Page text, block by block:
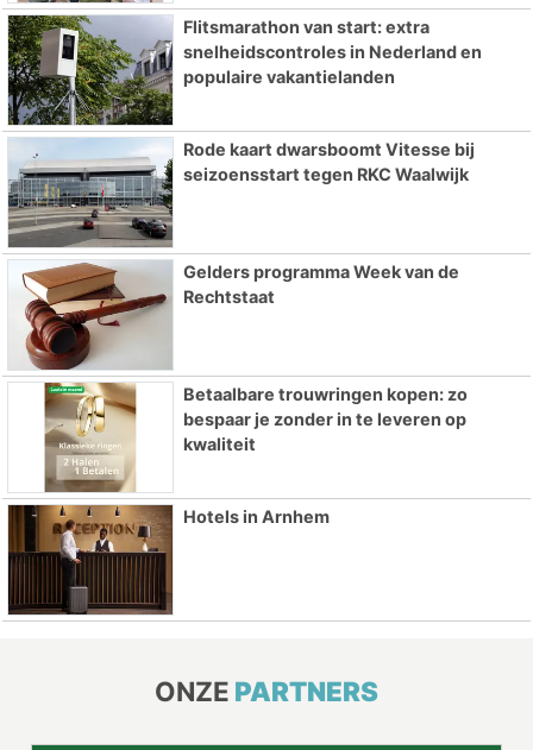
Flitsmarathon van start: extra
snelheidscontroles in Nederland en
populaire vakantielanden
Rode kaart dwarsboomt Vitesse bij
seizoensstart tegen RKC Waalwijk
Gelders programma Week van de
Rechtstaat
Betaalbare trouwringen kopen: zo
bespaar je zonder in te leveren op
kwaliteit
Hotels in Arnhem
ONZE PARTNERS